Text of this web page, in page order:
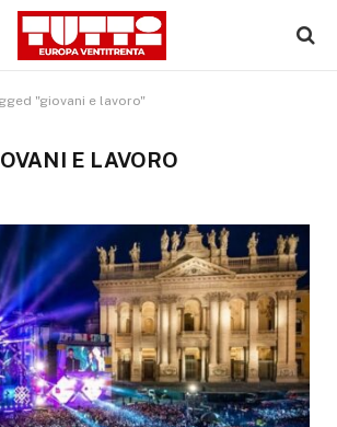
"giovani e lavoro"
E LAVORO